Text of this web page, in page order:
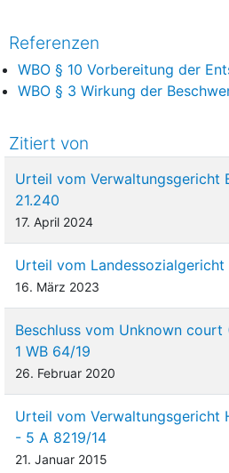
Referenzen
WBO § 10 Vorbereitung der
WBO § 3 Wirkung der
Zitiert von
Urteil vom Verwaltungsgericht
21.240
17. April 2024
Urteil vom Landessozialgericht
16. März 2023
Beschluss vom Unknown court
1 WB 64/19
26. Februar 2020
Urteil vom Verwaltungsgericht
- 5 A 8219/14
21. Januar 2015